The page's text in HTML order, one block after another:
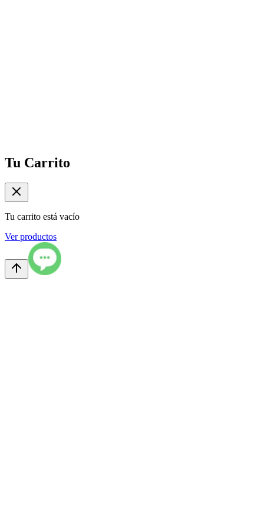
Tu Carrito
Tu carrito está vacío
Ver productos